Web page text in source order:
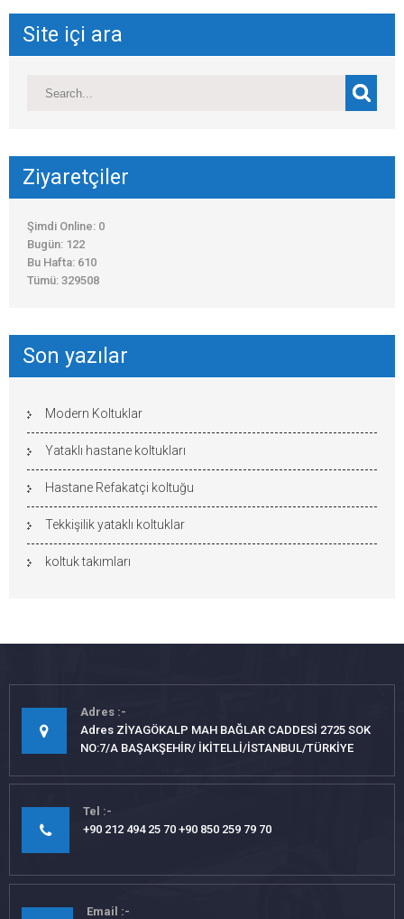
Site içi ara
Ziyaretçiler
Şimdi Online: 0
Bugün: 122
Bu Hafta: 610
Tümü: 329508
Son yazılar
Modern Koltuklar
Yataklı hastane koltukları
Hastane Refakatçi koltuğu
Tekkişilik yataklı koltuklar
koltuk takımları
Adres
Adres ZİYAGÖKALP MAH BAĞLAR CADDESİ 2725 SOK
NO:7/A BAŞAKŞEHİR/ İKİTELLİ/İSTANBUL/TÜRKİYE
Tel
+90 212 494 25 70 +90 850 259 79 70
Email